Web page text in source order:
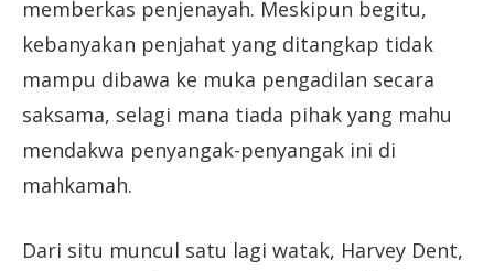
memberkas penjenayah. Meskipun begitu,
kebanyakan penjahat yang ditangkap tidak
mampu dibawa ke muka pengadilan secara
saksama, selagi mana tiada pihak yang mahu
mendakwa penyangak-penyangak ini di
mahkamah.
Dari situ muncul satu lagi watak, Harvey Dent,